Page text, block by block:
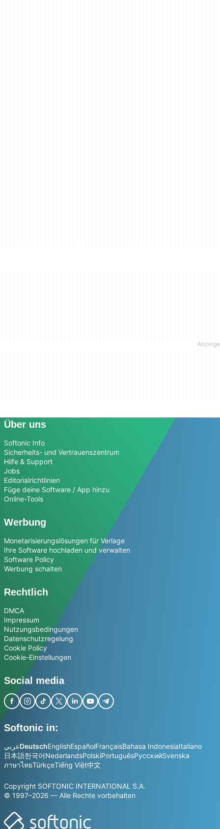
Über uns
Softonic Info
Sicherheits- und Vertrauenszentrum
Hilfe & Support
Jobs
Editorialrichtlinien
Füge deine Software / App hinzu
Online-Tools
Werbung
Monetarisierungslösungen für Verlage
Ihre Software hochladen und verwalten
Software Policy
Werbung schalten
Rechtlich
DMCA
Impressum
Nutzungsbedingungen
Datenschutzregelung
Cookie Policy
Cookie-Einstellungen
Social media
Softonic in:
عربيDeutschEnglishEspañolFrançaisBahasa IndonesiaItaliano
日本語한국어NederlandsPolskiPortuguêsРусскийSvenska
ภาษาไทยTürkçeTiếng Việt中文
Copyright SOFTONIC INTERNATIONAL S.A.
© 1997–2026 — Alle Rechte vorbehalten